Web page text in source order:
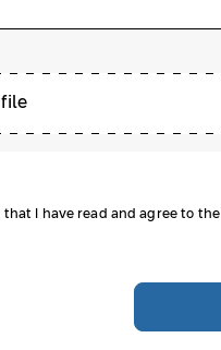
I have read and agree to the